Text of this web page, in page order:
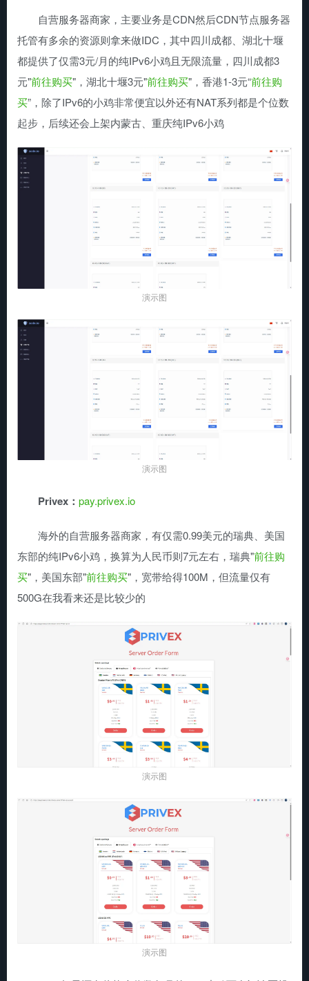
自营服务器商家，主要业务是CDN然后CDN节点服务器
托管有多余的资源则拿来做IDC，其中四川成都、湖北十堰
都提供了仅需3元/月的纯IPv6小鸡且无限流量，四川成都3
元"前往购买"，湖北十堰3元"前往购买"，香港1-3元“前往购
买”，除了IPv6的小鸡非常便宜以外还有NAT系列都是个位数
起步，后续还会上架内蒙古、重庆纯IPv6小鸡
演示图
演示图
Privex： pay.privex.io
海外的自营服务器商家，有仅需0.99美元的瑞典、美国
东部的纯IPv6小鸡，换算为人民币则7元左右，瑞典"前往购
买"，美国东部"前往购买"，宽带给得100M，但流量仅有
500G在我看来还是比较少的
演示图
演示图